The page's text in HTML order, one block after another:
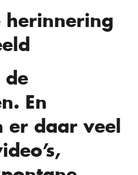
herinnering
de
En
er daar veel